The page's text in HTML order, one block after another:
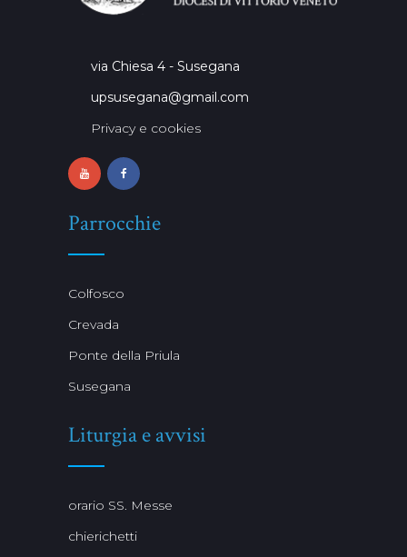
via Chiesa 4 - Susegana
upsusegana@gmail.com
Privacy e cookies
Parrocchie
Colfosco
Crevada
Ponte della Priula
Susegana
Liturgia e avvisi
orario SS. Messe
chierichetti